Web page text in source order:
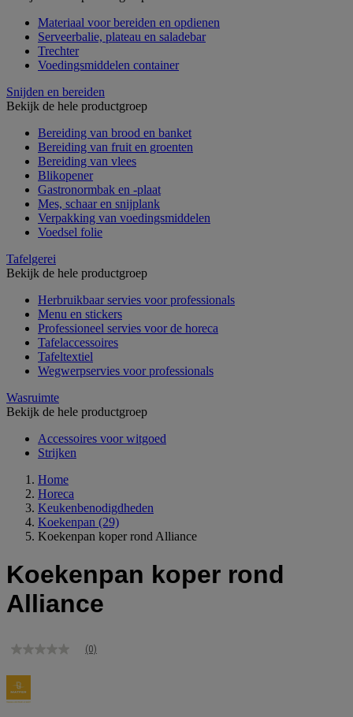
Materiaal voor bereiden en opdienen
Serveerbalie, plateau en saladebar
Trechter
Voedingsmiddelen container
Snijden en bereiden
Bekijk de hele productgroep
Bereiding van brood en banket
Bereiding van fruit en groenten
Bereiding van vlees
Blikopener
Gastronormbak en -plaat
Mes, schaar en snijplank
Verpakking van voedingsmiddelen
Voedsel folie
Tafelgerei
Bekijk de hele productgroep
Herbruikbaar servies voor professionals
Menu en stickers
Professioneel servies voor de horeca
Tafelaccessoires
Tafeltextiel
Wegwerpservies voor professionals
Wasruimte
Bekijk de hele productgroep
Accessoires voor witgoed
Strijken
Home
Horeca
Keukenbenodigdheden
Koekenpan (29)
Koekenpan koper rond Alliance
Koekenpan koper rond
Alliance
Geen
Dezelfde
paginalink.
(0)